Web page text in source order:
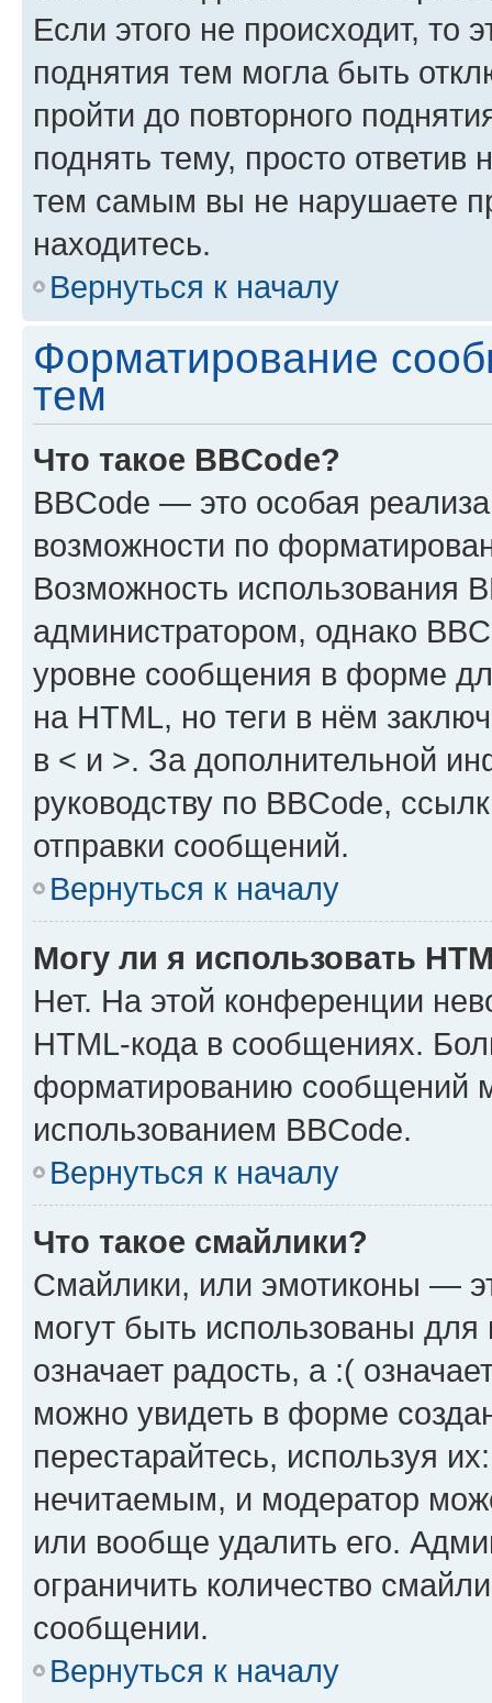
Если этого не происходит, то
поднятия тем могла быть
пройти до повторного
поднять тему, просто ответив
тем самым вы не нарушаете
находитесь.
Вернуться к началу
Форматирование
тем
Что такое BBCode?
BBCode — это особая
возможности по
Возможность использования
администратором, однако
уровне сообщения в форме
на HTML, но теги в нём
в < и >. За дополнительной
руководству по BBCode,
отправки сообщений.
Вернуться к началу
Могу ли я использовать
Нет. На этой конференции
HTML-кода в сообщениях.
форматированию сообщений
использованием BBCode.
Вернуться к началу
Что такое смайлики?
Смайлики, или эмотиконы —
могут быть использованы
означает радость, а :(
можно увидеть в форме
перестарайтесь, используя
нечитаемым, и модератор
или вообще удалить его.
ограничить количество
сообщении.
Вернуться к началу